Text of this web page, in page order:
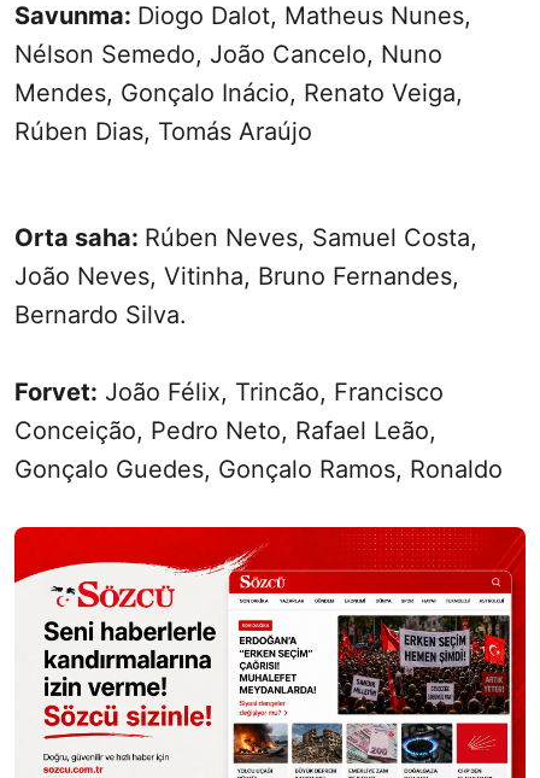
Savunma: Diogo Dalot, Matheus Nunes,
Nélson Semedo, João Cancelo, Nuno
Mendes, Gonçalo Inácio, Renato Veiga,
Rúben Dias, Tomás Araújo
Orta saha: Rúben Neves, Samuel Costa,
João Neves, Vitinha, Bruno Fernandes,
Bernardo Silva.
Forvet: João Félix, Trincão, Francisco
Conceição, Pedro Neto, Rafael Leão,
Gonçalo Guedes, Gonçalo Ramos, Ronaldo